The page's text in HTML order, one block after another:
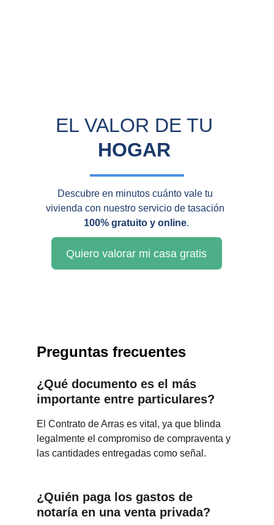
EL VALOR DE TU
HOGAR
Quiero valorar mi casa gratis
Descubre en minutos cuánto vale tu
vivienda con nuestro servicio de tasación
100% gratuito y online.
Preguntas frecuentes
¿Qué documento es el más
importante entre particulares?
El Contrato de Arras es vital, ya que blinda
legalmente el compromiso de compraventa y
las cantidades entregadas como señal.
¿Quién paga los gastos de
notaría en una venta privada?